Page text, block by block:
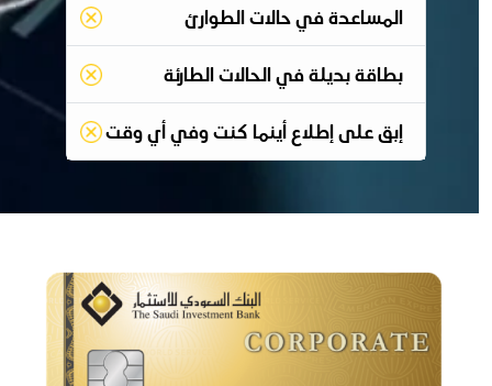
المساعدة في حالات الطوارئ
بطاقة بديلة في الحالات الطارئة
إبق على إطلاع أينما كنت وفي أي وقت